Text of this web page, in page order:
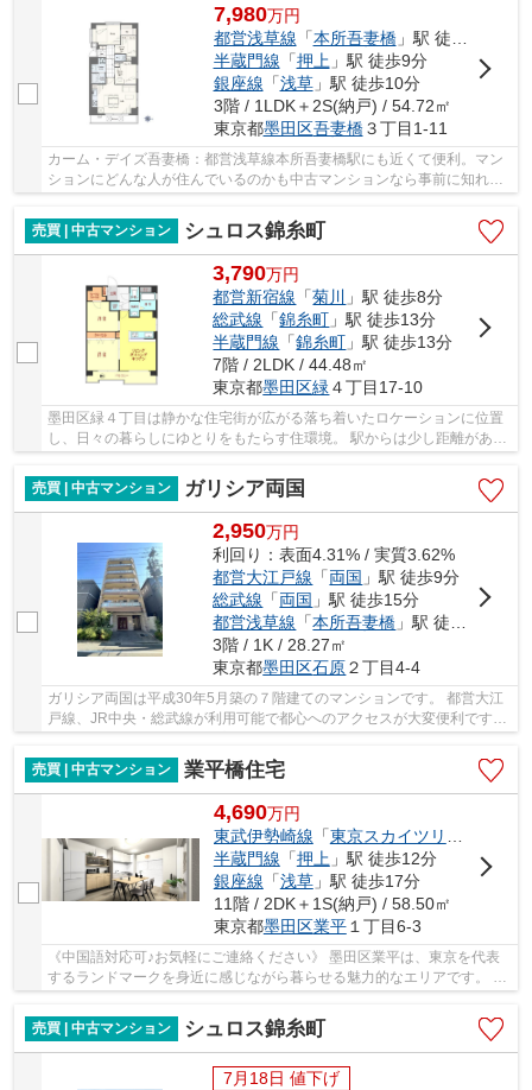
7,980万円
都営浅草線 「本所吾妻橋」駅 徒歩1分
半蔵門線 「押上 」駅 徒歩9分
銀座線 「浅草」駅 徒歩10分
3階 / 1LDK＋2S(納戸) / 54.72㎡
東京都墨田区吾妻橋３丁目1-11
カーム・デイズ吾妻橋：都営浅草線本所吾妻橋駅にも近くて便利。マン
ションにどんな人が住んでいるのかも中古マンションなら事前に知れま
す。こちらはエレベーター付き物件です。駅へ...
売買 | 中古マンション
シュロス錦糸町
3,790万円
都営新宿線 「菊川 」駅 徒歩8分
総武線 「錦糸町 」駅 徒歩13分
半蔵門線 「錦糸町 」駅 徒歩13分
7階 / 2LDK / 44.48㎡
東京都墨田区緑 ４丁目17-10
墨田区緑４丁目は静かな住宅街が広がる落ち着いたロケーションに位置
し、日々の暮らしにゆとりをもたらす住環境。 駅からは少し距離がある
分、周辺は穏やかな雰囲気が保たれており、静...
売買 | 中古マンション
ガリシア両国
2,950万円
利回り：表面4.31% / 実質3.62%
都営大江戸線 「両国 」駅 徒歩9分
総武線 「両国 」駅 徒歩15分
都営浅草線 「本所吾妻橋 」駅 徒歩17分
3階 / 1K / 28.27㎡
東京都墨田区石原２丁目4-4
ガリシア両国は平成30年5月築の７階建てのマンションです。 都営大江
戸線、JR中央・総武線が利用可能で都心へのアクセスが大変便利です。
売買 | 中古マンション
業平橋住宅
4,690万円
東武伊勢崎線 「東京スカイツリー
半蔵門線 「押上」駅 徒歩12分
銀座線 「浅草」駅 徒歩17分
11階 / 2DK＋1S(納戸) / 58.50㎡
東京都墨田区業平１丁目6-3
《中国語対応可♪お気軽にご連絡ください》 墨田区業平は、東京を代表
するランドマークを身近に感じながら暮らせる魅力的なエリアです。 東
売買 | 中古マンション
シュロス錦糸町
7月18日 値下げ